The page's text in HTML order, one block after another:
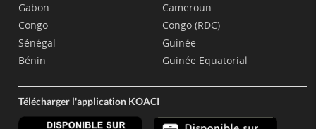
Gabon
Congo
Sénégal
Bénin
Cameroun
Congo (RDC)
Guinée
Guinée Equatorial
Télécharger l'application KOACI